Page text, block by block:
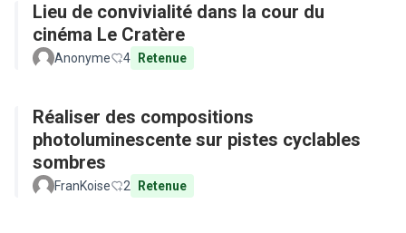
Lieu de convivialité dans la cour du
cinéma Le Cratère
Anonyme 4 Retenue
Réaliser des compositions
photoluminescente sur pistes cyclables
sombres
FranKoise 2 Retenue